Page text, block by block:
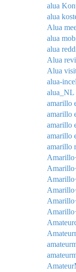
alua
alua
Alua
alua
alua
Alua
Alua
alua-
alua_NL
amarillo
amarillo
amarillo
amarillo
amarillo